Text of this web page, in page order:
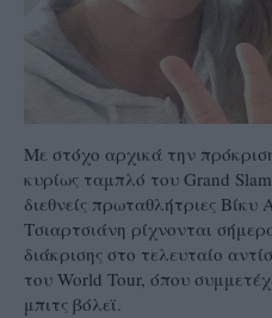
Με στόχο αρχικά την
κυρίως ταμπλό του Grand
διεθνείς πρωταθλήτριες
Τσιαρτσιάνη ρίχνονται
διάκρισης στο τελευταίο
του World Tour, όπου
μπιτς βόλεϊ.